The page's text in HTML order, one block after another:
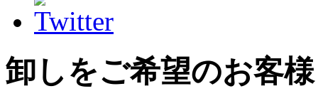
卸しをご希望のお客